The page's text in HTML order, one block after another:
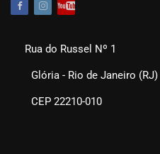
Rua do Russel Nº 1
Glória - Rio de Janeiro (RJ)
CEP 22210-010